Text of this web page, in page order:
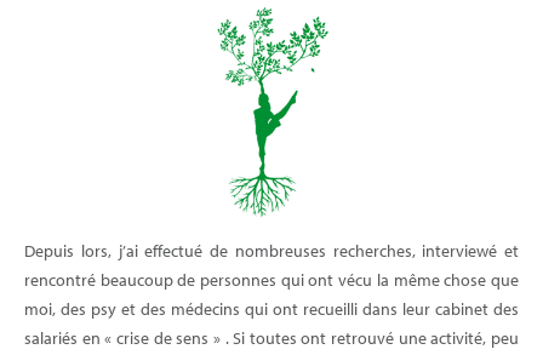
Depuis lors, j’ai effectué de nombreuses recherches, interviewé et
rencontré beaucoup de personnes qui ont vécu la même chose que
moi, des psy et des médecins qui ont recueilli dans leur cabinet des
salariés en « crise de sens » . Si toutes ont retrouvé une activité, peu